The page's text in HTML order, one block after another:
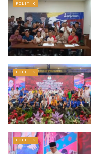
POLITIK
POLITIK
POLITIK